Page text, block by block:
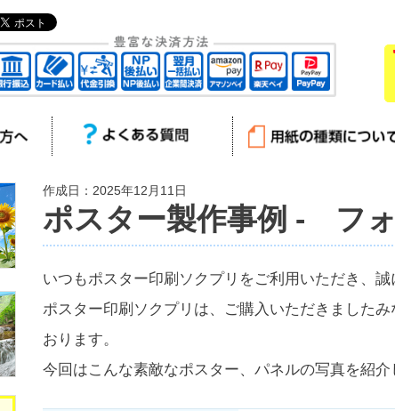
作成日：2025年12月11日
ポスター製作事例 - フ
いつもポスター印刷ソクプリをご利用いただき、誠
ポスター印刷ソクプリは、ご購入いただきました
おります。
今回はこんな素敵なポスター、パネルの写真を紹介